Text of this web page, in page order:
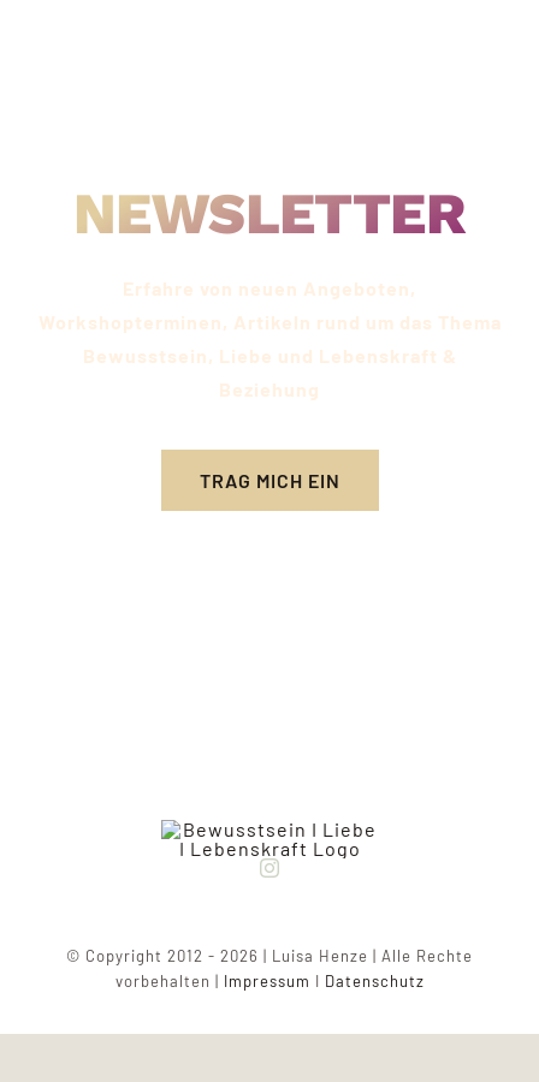
NEWSLETTER
Erfahre von neuen Angeboten,
Workshopterminen, Artikeln rund um das Thema
Bewusstsein, Liebe und Lebenskraft &
Beziehung​
TRAG MICH EIN
© Copyright 2012 - 2026 | Luisa Henze | Alle Rechte
vorbehalten | Impressum I Datenschutz